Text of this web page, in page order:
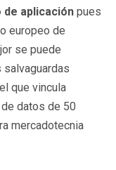
de aplicación pues
europeo de
se puede
salvaguardas
que vincula
datos de 50
mercadotecnia